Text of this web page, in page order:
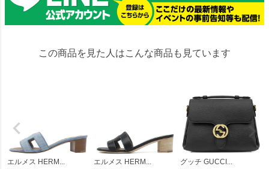
この商品を見た人はこんな商品も見ています
エルメス HERM... エルメス HERM... グッチ GUCCI...